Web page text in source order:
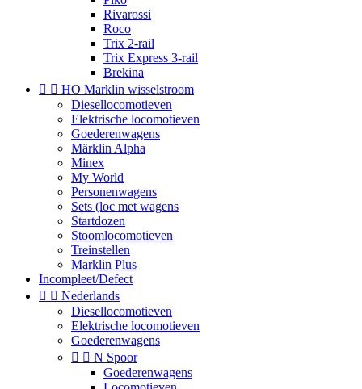
Rivarossi
Roco
Trix 2-rail
Trix Express 3-rail
Brekina
  HO Marklin wisselstroom
Diesellocomotieven
Elektrische locomotieven
Goederenwagens
Märklin Alpha
Minex
My World
Personenwagens
Sets (loc met wagens
Startdozen
Stoomlocomotieven
Treinstellen
Marklin Plus
Incompleet/Defect
  Nederlands
Diesellocomotieven
Elektrische locomotieven
Goederenwagens
  N Spoor
Goederenwagens